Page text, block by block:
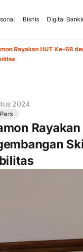
Bisnis Digital
Rayakan HUT Ke-68
2024